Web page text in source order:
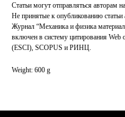
Статьи могут отправляться авторам
Не принятые к опубликованию
Журнал “Механика и физика
включен в систему цитирования
(ESCI), SCOPUS и РИНЦ.
Weight: 600 g